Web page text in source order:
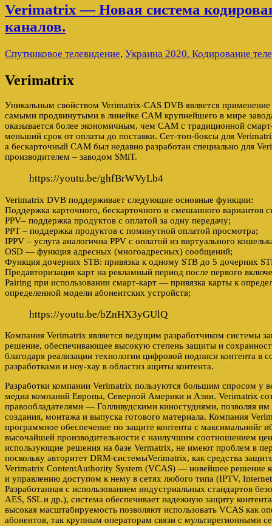
Verimatrix — Новая система
каналов.
Спутниковое телевидение, Украина 2020. Кодирование
Verimatrix
Уникальным свойством Verimatrix-CAS DVB является
самыми продвинутыми в линейке CAM крупнейшего в мире
оказывается более экономичным, чем CAM с традиционной
меньший срок от оплаты до поставки. Сет-топ-боксы для
а бескарточный CAM был недавно разработан специально для
производителем – заводом SMiT.
https://youtu.be/ghfBrWVyLb4
Verimatrix DVB поддерживает следующие основные функции:
Поддержка карточного, бескарточного и смешанного вариантов
PPV– поддержка продуктов с оплатой за одну передачу;
PPT – поддержка продуктов с поминутной оплатой просмотра;
IPPV – услуга аналогична PPV с оплатой из виртуального
OSD — функция адресных (многоадресных) сообщений;
Функция дочерних STB: привязка к одному STB до 5 дочерних
Предавторизация карт на рекламный период после первого
Pairing при использовании смарт-карт — привязка карты к
определенной модели абонентских устройств;
https://youtu.be/bZnHX3yGUlQ
Компания Verimatrix является ведущим разработчиком системы
решение, обеспечивающее высокую степень защиты и
благодаря реализации технологии цифровой подписи контента в
разработками и ноу-хау в областиз ащиты контента.
Разработки компании Verimatrix пользуются большим спросом у
медиа компаний Европы, Северной Америки и Азии. Verimatrix
правообладателями — Голливудскими киностудиями, позволяя
создания, монтажа и выпуска готового материала. Компания
программное обеспечение по защите контента с максимальнойг
высочайшей производительности с наилучшим соотношением
использующие решения на базе Vermatrix, не имеют проблем в
поскольку авторитет DRM-системыVerimatrix, как средства
Verimatrix ContentAuthority System (VCAS) — новейшее решение
и управлению доступом к нему в сетях любого типа (IPTV,
Разработанная с использованием индустриальных стандартов
AES, SSL и др.), система обеспечивает надежную защиту
высокая масштабируемость позволяют использовать VCAS как
абонентов, так крупным операторам связи с мультирегионными